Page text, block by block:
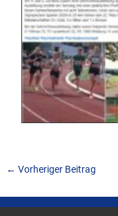
← Vorheriger Beitrag